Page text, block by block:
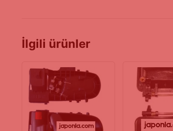
İlgili ürünler